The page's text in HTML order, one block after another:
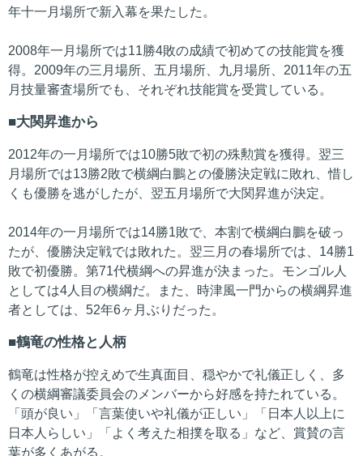
年十一月場所で新入幕を果たした。
2008年一月場所では11勝4敗の成績で初めての技能賞を獲
得。2009年の三月場所、五月場所、九月場所、2011年の五
月技量審査場所でも、それぞれ技能賞を受賞している。
大関昇進から
2012年の一月場所では10勝5敗で初の殊勲賞を獲得。翌三
月場所では13勝2敗で横綱白鵬との優勝決定戦に敗れ、惜し
くも優勝を逃がしたが、翌五月場所で大関昇進が決定。
2014年の一月場所では14勝1敗で、本割で横綱白鵬を破っ
たが、優勝決定戦では敗れた。翌三月の春場所では、14勝1
敗で初優勝。第71代横綱への昇進が決まった。モンゴル人
としては4人目の横綱だ。また、時津風一門からの横綱昇進
者としては、52年6ヶ月ぶりだった。
鶴竜の性格と人柄
鶴竜は性格が控えめで生真面目、穏やかで礼儀正しく、多
くの横綱審議委員会のメンバーから好感を持たれている。
「頭が良い」「言葉使いや礼儀が正しい」「日本人以上に
日本人らしい」「よく考えた相撲を取る」など、賞賛の言
葉が多くあがる。